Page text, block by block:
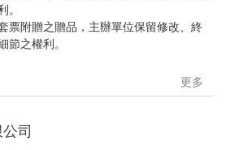
。
票附贈之贈品，主辦單位保留修改、終
節之權利。
更多
司